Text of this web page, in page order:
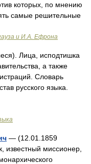
которых, по мнению
самые решительные
и И.А. Ефрона
Лица, исподтишка
а также
Словарь
русского языка.
— (12.01.1859
известный миссионер,